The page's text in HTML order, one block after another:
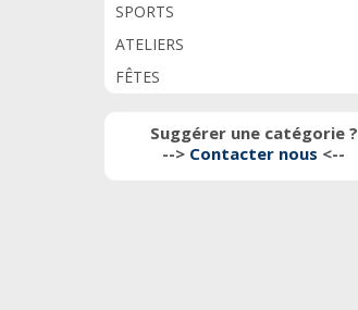
SPORTS
ATELIERS
FÊTES
Suggérer une catégorie ?
--> Contacter nous <--